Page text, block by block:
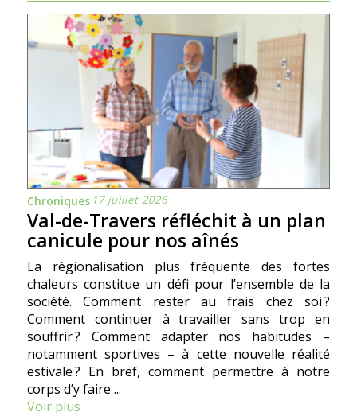
Chroniques 17 juillet 2026
Val-de-Travers réfléchit à un plan
canicule pour nos aînés
La régionalisation plus fréquente des fortes
chaleurs constitue un défi pour l’ensemble de la
société. Comment rester au frais chez soi ?
Comment continuer à travailler sans trop en
souffrir ? Comment adapter nos habitudes –
notamment sportives – à cette nouvelle réalité
estivale ? En bref, comment permettre à notre
corps d’y faire ...
Voir plus